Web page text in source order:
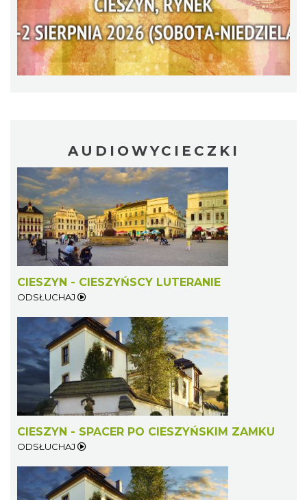
„Daniec kontra Kryszak”
Cieszyn
2026-11-08
0.24 km
Koncert KARUZELA GNA
Cieszyn
2026-09-20
0.24 km
Mozaika Folkloru II – Spotkanie trzech
kultur
Cieszyn
0.24 km
AUDIOWYCIECZKI
CIESZYN - CIESZYŃSCY LUTERANIE
ODSŁUCHAJ
CIESZYN - SPACER PO CIESZYŃSKIM ZAMKU
ODSŁUCHAJ